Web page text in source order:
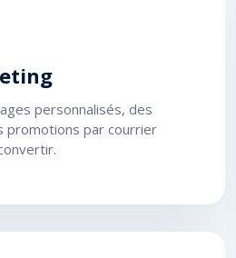
personnalisés, des
par courrier